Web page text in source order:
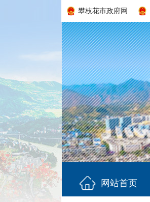
攀枝花市政府网
网站首页